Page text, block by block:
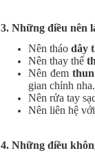
3. Những điều nên
Nên tháo dây
Nên thay thế
Nên đem
gian chỉnh nha.
Nên rửa tay
Nên liên hệ
4. Những điều